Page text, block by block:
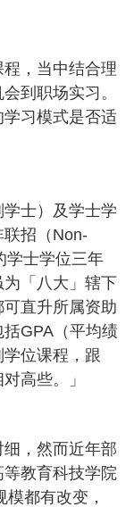
，当中结合理
到职场实习。
习模式是否适
士）及学士学
招（Non-
学士学位三年
「八大」辖下
直升所属资助
GPA（平均绩
位课程，跟
高些。」
，然而近年部
教育科技学院
模都有改变，